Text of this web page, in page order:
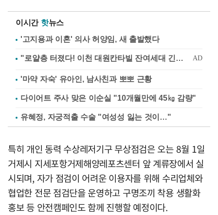
이시간 핫뉴스
'고지용과 이혼' 의사 허양임, 새 출발했다
'마약 자숙' 유아인, 남사친과 뽀뽀 근황
다이어트 주사 맞은 이순실 "10개월만에 45㎏ 감량"
유혜정, 자궁적출 수술 "여성성 잃는 것이…"
특히 개인 동력 수상레저기구 무상점검은 오는 8월 1일
거제시 지세포항거제해양레포츠센터 앞 계류장에서 실
시되며, 자가 점검이 어려운 이용자를 위해 수리업체와
협업한 전문 점검단을 운영하고 구명조끼 착용 생활화
홍보 등 안전캠페인도 함께 진행할 예정이다.